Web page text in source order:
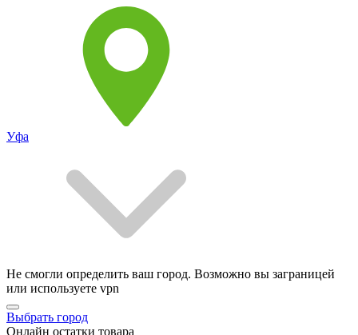
Уфа
Не смогли определить ваш город. Возможно вы заграницей
или используете vpn
Выбрать город
Онлайн остатки товара